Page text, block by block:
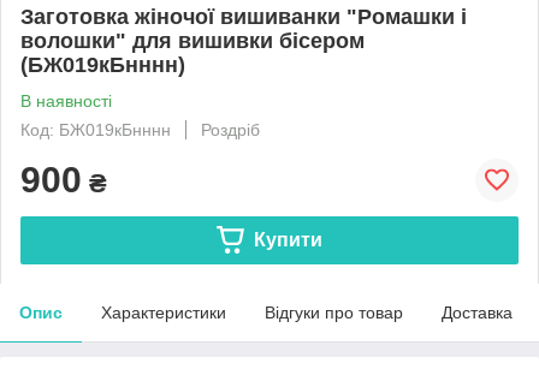
Заготовка жіночої вишиванки "Ромашки і
волошки" для вишивки бісером
(БЖ019кБнннн)
В наявності
Код: БЖ019кБнннн
Роздріб
900 ₴
Купити
Опис Характеристики Відгуки про товар Доставка